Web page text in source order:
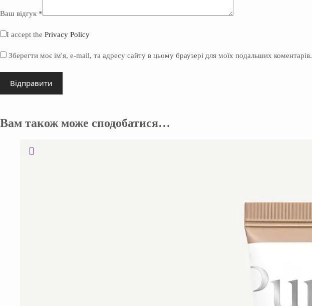
Ваш відгук *
I accept the Privacy Policy
Зберегти моє ім'я, e-mail, та адресу сайту в цьому браузері для моїх подальших коментарів.
Відправити
Вам також може сподобатися…